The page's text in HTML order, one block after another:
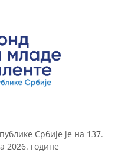
Србије је на 137.
2026. године